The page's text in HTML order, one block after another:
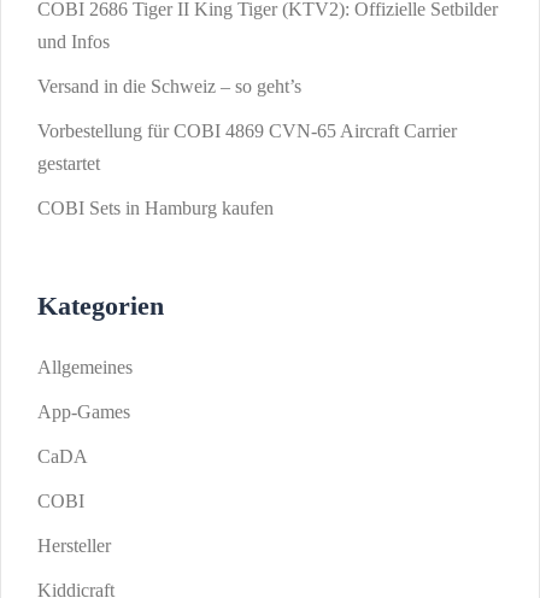
COBI 2686 Tiger II King Tiger (KTV2): Offizielle Setbilder
und Infos
Versand in die Schweiz – so geht’s
Vorbestellung für COBI 4869 CVN-65 Aircraft Carrier
gestartet
COBI Sets in Hamburg kaufen
Kategorien
Allgemeines
App-Games
CaDA
COBI
Hersteller
Kiddicraft